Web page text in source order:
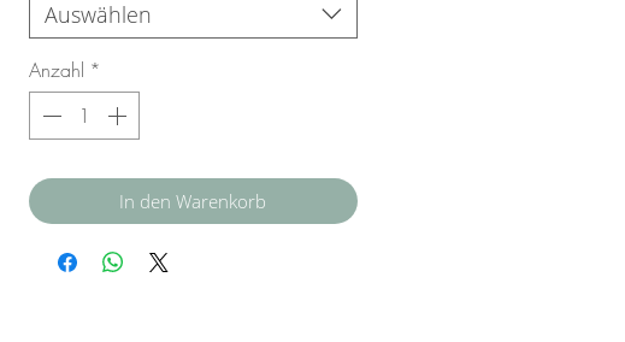
Auswählen
Anzahl *
In den Warenkorb